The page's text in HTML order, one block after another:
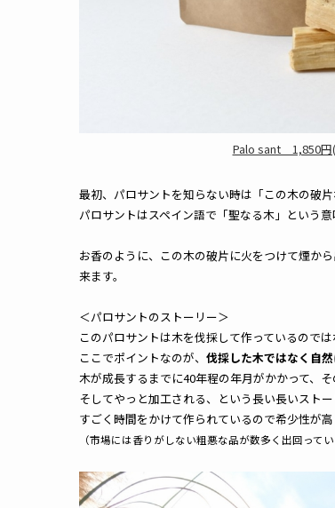
Palo sant 1,850円(
最初、パロサントを知らない時は「この木の破
パロサントはスペイン語で「聖なる木」という
お香のように、この木の破片に火をつけて煙か
来ます。
＜パロサントのストーリー＞
このパロサントは木を伐採して作っているので
ここでポイントなのが、 伐採した木ではなく自
木が成長するまでに40年程の年月がかかって、
そしてやっと加工される、という長い長いストー
すごく時間をかけて作られているので希少性が高
（市場には香りがしない粗悪な品が数多く出回って